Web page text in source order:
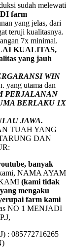
sudah melewati
farm
yang jelas, dari
teruji kualitasnya.
7x minimal.
KUALITAS,
yang jauh
WIN
yang utama dan
PERJALANAN
BERLAKU 1X
JAWA.
TUAH YANG
DAN
banyak
NAMA AYAM
(kami tidak
mengaku
farm kami
NO 1 MENJADI
: 085772716265